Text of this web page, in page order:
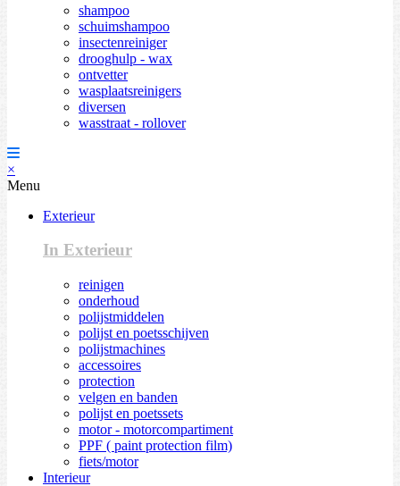
shampoo
schuimshampoo
insectenreiniger
drooghulp - wax
ontvetter
wasplaatsreinigers
diversen
wasstraat - rollover
×
Menu
Exterieur
In Exterieur
reinigen
onderhoud
polijstmiddelen
polijst en poetsschijven
polijstmachines
accessoires
protection
velgen en banden
polijst en poetssets
motor - motorcompartiment
PPF ( paint protection film)
fiets/motor
Interieur